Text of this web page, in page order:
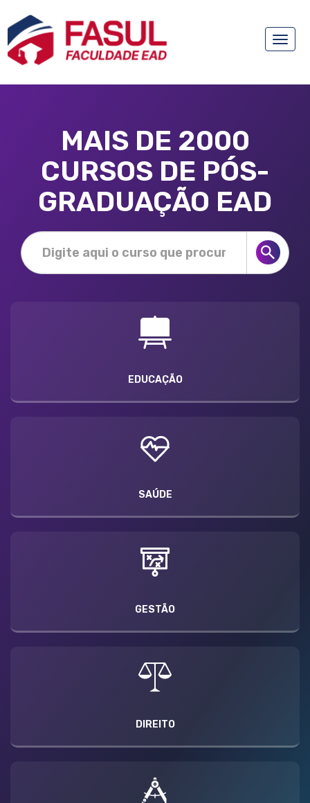
Toggle
MAIS DE 2000
CURSOS DE PÓS-
GRADUAÇÃO EAD
EDUCAÇÃO
SAÚDE
GESTÃO
DIREITO